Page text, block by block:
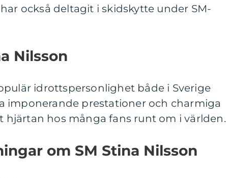
också deltagit i skidskytte under SM-
Nilsson
idrottspersonlighet både i Sverige
imponerande prestationer och charmiga
hos många fans runt om i världen.
om SM Stina Nilsson